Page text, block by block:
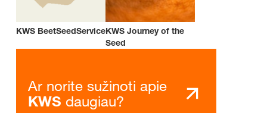
KWS BeetSeedServiceKWS Journey of the
Seed
Ar norite sužinoti apie
KWS daugiau?